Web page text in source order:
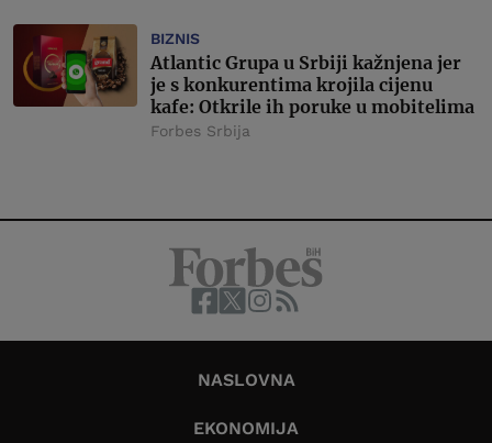
BIZNIS
Atlantic Grupa u Srbiji kažnjena jer
je s konkurentima krojila cijenu
kafe: Otkrile ih poruke u mobitelima
Forbes Srbija
NASLOVNA
EKONOMIJA